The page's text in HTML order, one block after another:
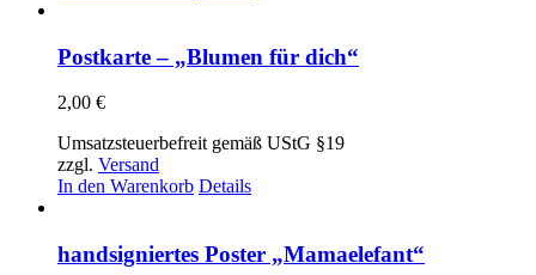
Postkarte – „Blumen für dich“
2,00 €
Umsatzsteuerbefreit gemäß UStG §19
zzgl. Versand
In den Warenkorb Details
handsigniertes Poster „Mamaelefant“